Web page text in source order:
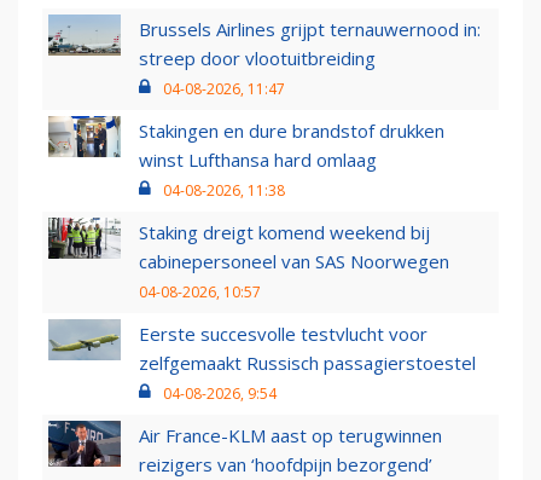
Brussels Airlines grijpt ternauwernood in:
streep door vlootuitbreiding
04-08-2026, 11:47
Stakingen en dure brandstof drukken
winst Lufthansa hard omlaag
04-08-2026, 11:38
Staking dreigt komend weekend bij
cabinepersoneel van SAS Noorwegen
04-08-2026, 10:57
Eerste succesvolle testvlucht voor
zelfgemaakt Russisch passagierstoestel
04-08-2026, 9:54
Air France-KLM aast op terugwinnen
reizigers van ‘hoofdpijn bezorgend’